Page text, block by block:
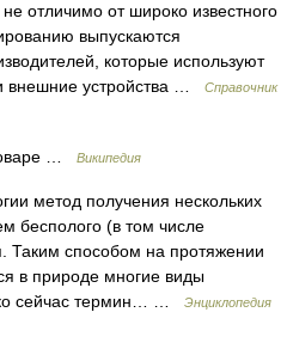
отличимо от широко известного
выпускаются
которые используют
внешние устройства …
Справочник
… Википедия
метод получения нескольких
бесполого (в том числе
Таким способом на протяжении
в природе многие виды
сейчас термин… …
Энциклопедия